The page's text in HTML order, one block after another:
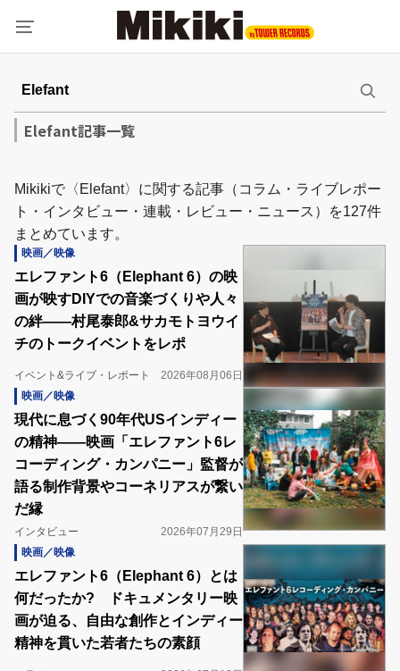
Elefant記事一覧
Mikikiで〈Elefant〉に関する記事（コラム・ライブレポー
ト・インタビュー・連載・レビュー・ニュース）を127件
まとめています。
映画／映像
エレファント6（Elephant 6）の映
画が映すDIYでの音楽づくりや人々
の絆――村尾泰郎&サカモトヨウイ
チのトークイベントをレポ
イベント&ライブ・レポート
2026年08月06日
映画／映像
現代に息づく90年代USインディー
の精神――映画「エレファント6レ
コーディング・カンパニー」監督が
語る制作背景やコーネリアスが繋い
だ縁
インタビュー
2026年07月29日
映画／映像
エレファント6（Elephant 6）とは
何だったか? ドキュメンタリー映
画が迫る、自由な創作とインディー
精神を貫いた若者たちの素顔